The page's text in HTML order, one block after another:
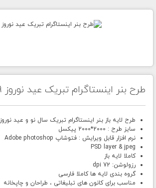
طرح بنر اینستاگرام تبریک عید نوروز 1399
طرح لایه باز بنر اینستاگرام تبریک سال نو و عید نوروز
سایز طرح : 2000*2000 پیکسل
نرم افزار قابل ویرایش : فتوشاپ Adobe photoshop
PSD layer & jpeg
کاملا لایه باز
رزولوشن: 72 dpi
گروه بندی لایه ها کاملا فارسی
مناسب برای کانون های تبلیغاتی ، طراحان و چاپخانه